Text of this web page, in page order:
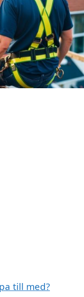
till med?